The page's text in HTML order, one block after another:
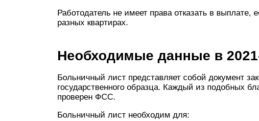
Работодатель не имеет права отказать в
разных квартирах.
Необходимые данные в
Больничный лист представляет собой документ
государственного образца. Каждый из подобных
проверен ФСС.
Больничный лист необходим для: